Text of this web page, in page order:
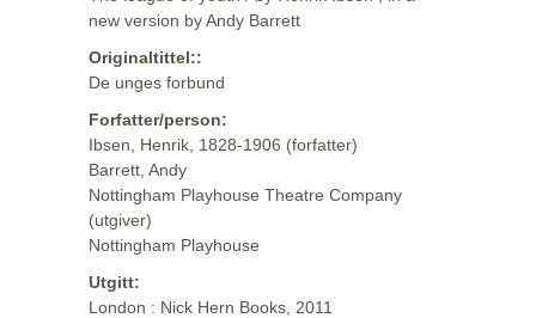
new version by Andy Barrett
Originaltittel::
De unges forbund
Forfatter/person:
Ibsen, Henrik, 1828-1906 (forfatter)
Barrett, Andy
Nottingham Playhouse Theatre Company
(utgiver)
Nottingham Playhouse
Utgitt:
London : Nick Hern Books, 2011